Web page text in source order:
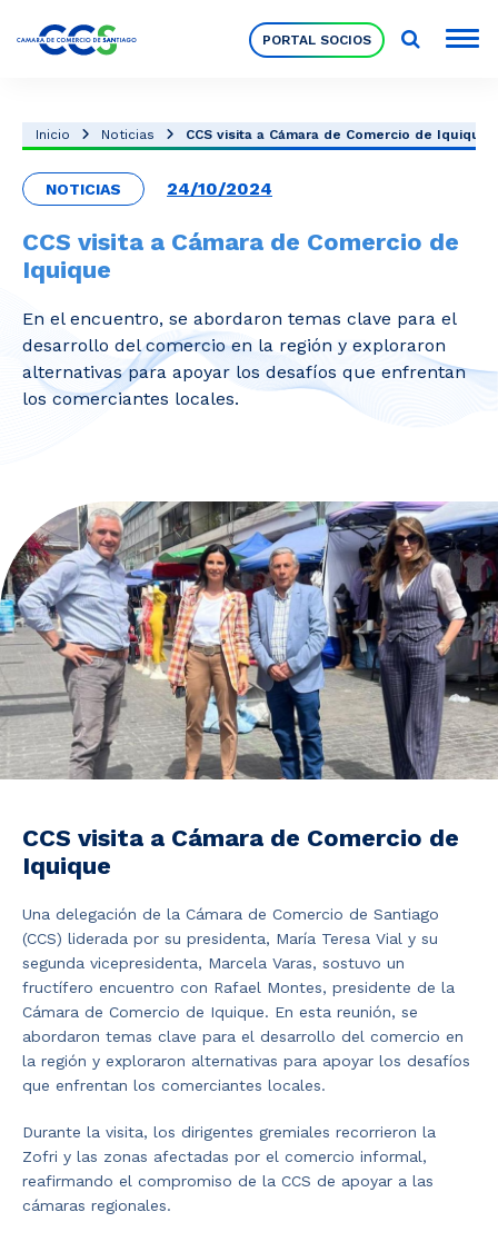
PORTAL SOCIOS
Nuestra Institución
Pilares Estratégicos
Comités de Trabajo
Noticias y Estudios
CAM Santiago
Unidades de Servicios
Inicio Noticias CCS visita a Cámara de Comercio de Iquique
NOTICIAS 24/10/2024
CCS visita a Cámara de Comercio de
Iquique
En el encuentro, se abordaron temas clave para el
desarrollo del comercio en la región y exploraron
alternativas para apoyar los desafíos que enfrentan
los comerciantes locales.
CCS visita a Cámara de Comercio de
Iquique
Una delegación de la Cámara de Comercio de Santiago
(CCS) liderada por su presidenta, María Teresa Vial y su
segunda vicepresidenta, Marcela Varas, sostuvo un
fructífero encuentro con Rafael Montes, presidente de la
Cámara de Comercio de Iquique. En esta reunión, se
abordaron temas clave para el desarrollo del comercio en
la región y exploraron alternativas para apoyar los desafíos
que enfrentan los comerciantes locales.
Durante la visita, los dirigentes gremiales recorrieron la
Zofri y las zonas afectadas por el comercio informal,
reafirmando el compromiso de la CCS de apoyar a las
cámaras regionales.